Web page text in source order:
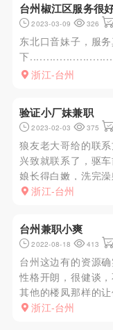
台州椒江区服务很
2023-03-09 326
东北口音妹子，服
下
浙江-台州
验证小厂妹兼职
2023-02-03 375
狼友老大哥给的联
兴致就联系了，驱
娘长得白嫩，洗完
过刚看着就有想法
而言还不错。
浙江-台州
台州兼职小爽
2022-08-18 413
台州这边有的资源
性格开朗，很健谈
其他的楼凤那样的
就让你走的。叫声
浙江-台州